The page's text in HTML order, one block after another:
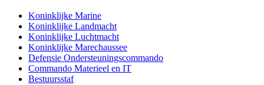
Koninklijke Marine
Koninklijke Landmacht
Koninklijke Luchtmacht
Koninklijke Marechaussee
Defensie Ondersteuningscommando
Commando Materieel en IT
Bestuursstaf